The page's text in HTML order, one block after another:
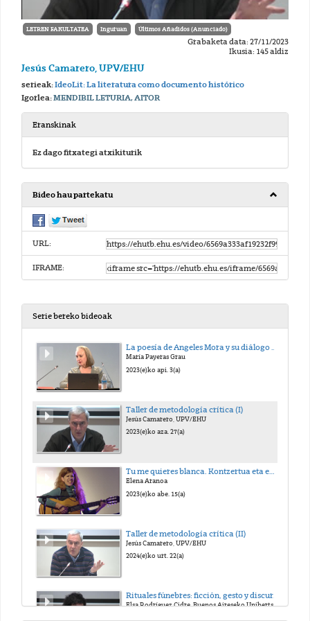
LETREN FAKULTATEA Inguruan Últimos Añadidos (Anunciado)
Grabaketa data: 27/11/2023
Ikusia: 145 aldiz
Jesús Camarero, UPV/EHU
serieak:IdeoLit: La literatura como documento histórico
Igorlea:MENDIBIL LETURIA, AITOR
Eranskinak
Ez dago fitxategi atxikiturik
Bideo hau partekatu
URL:
IFRAME:
Serie bereko bideoak
La poesía de Angeles Mora y su diálogo con la cultura popular
María Payeras Grau
2023(e)ko api. 3(a)
Taller de metodología crítica (I)
Jesús Camarero, UPV/EHU
2023(e)ko aza. 27(a)
Tu me quieres blanca. Kontzertua eta emakumeen poesia errezitaldia euskaraz eta gaztelaniaz.
Elena Aranoa
2023(e)ko abe. 15(a)
Taller de metodología crítica (II)
Jesús Camarero, UPV/EHU
2024(e)ko urt. 22(a)
Rituales fúnebres: ficción, gesto y discurso en Helena de Eurípides
Elsa Rodríguez Cidre, Buenos Aireseko Unibertsitateko irakasle eta CONICETeko ikertzailea